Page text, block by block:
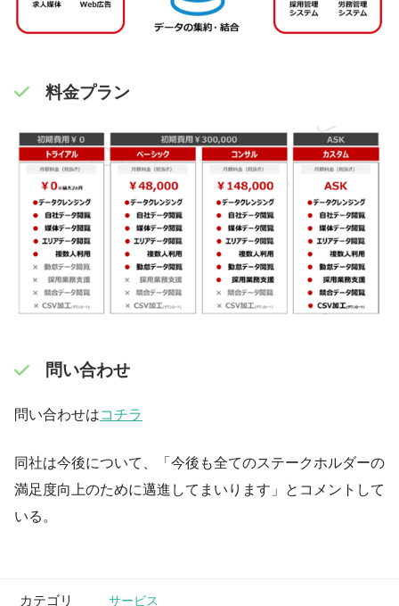
料金プラン
問い合わせ
問い合わせはコチラ
同社は今後について、「今後も全てのステークホルダーの
満足度向上のために邁進してまいります」とコメントして
いる。
カテゴリ サービス